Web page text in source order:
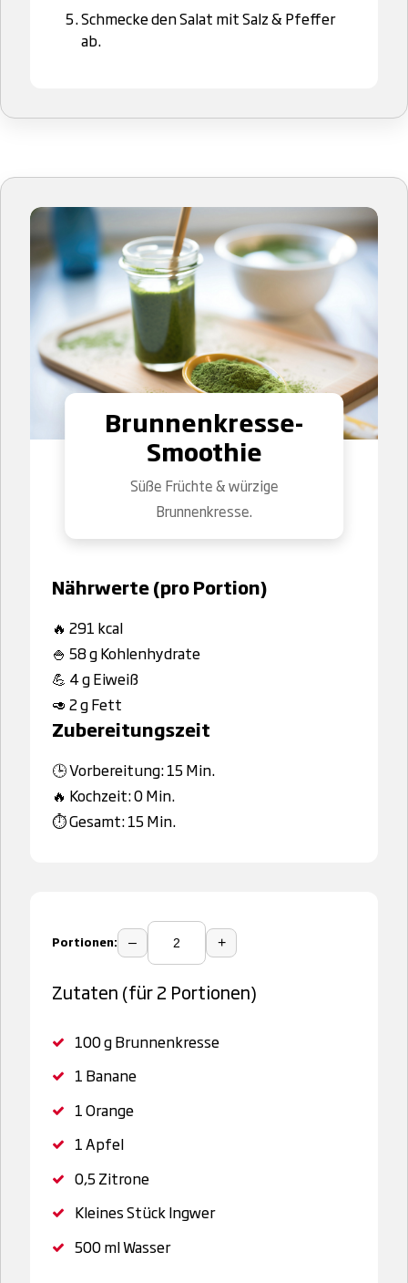
Schmecke den Salat mit Salz & Pfeffer
ab.
Brunnenkresse-
Smoothie
Süße Früchte & würzige
Brunnenkresse.
Nährwerte (pro Portion)
🔥 291 kcal
🍚 58 g Kohlenhydrate
💪 4 g Eiweiß
🥑 2 g Fett
Zubereitungszeit
🕒 Vorbereitung: 15 Min.
🔥 Kochzeit: 0 Min.
⏱️ Gesamt: 15 Min.
Portionen: – +
Zutaten (für 2 Portionen)
100 gBrunnenkresse
1 Banane
1Orange
1Apfel
0,5Zitrone
Kleines Stück Ingwer
500 mlWasser